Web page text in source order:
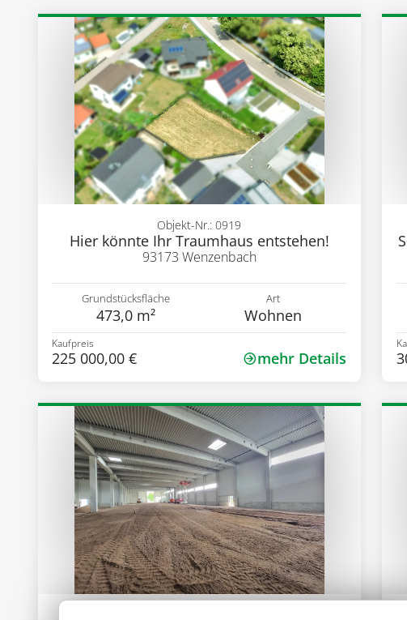
Hier könnte Ihr Traumhaus entstehen!
Objekt-Nr.: 0919
93173 Wenzenbach
Grundstücksfläche
473,0 m²
Art
Wohnen
Kaufpreis
225 000,00 € mehr Details